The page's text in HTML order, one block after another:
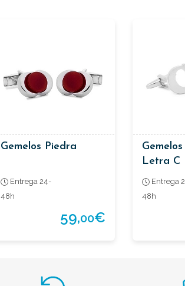
Gemelos Piedra
Entrega 24-
48h
59,00€
Letra C
Entrega
48h